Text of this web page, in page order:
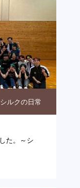
シルクの日常
た。～シ